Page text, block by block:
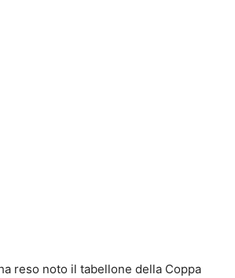
reso noto il tabellone della Coppa